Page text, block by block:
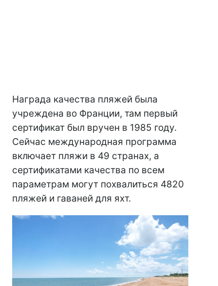
Награда качества пляжей была
учреждена во Франции, там первый
сертификат был вручен в 1985 году.
Сейчас международная программа
включает пляжи в 49 странах, а
сертификатами качества по всем
параметрам могут похвалиться 4820
пляжей и гаваней для яхт.